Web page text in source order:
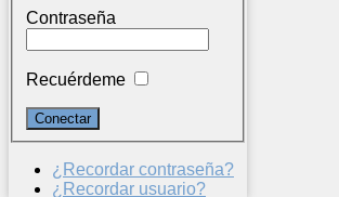
Contraseña
Recuérdeme
¿Recordar contraseña?
¿Recordar usuario?